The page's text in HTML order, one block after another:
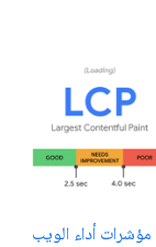
مؤشرات أداء الويب